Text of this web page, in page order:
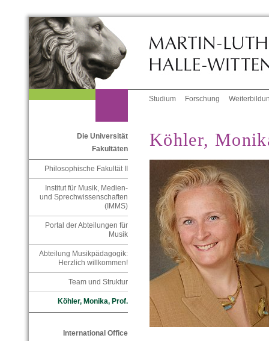
Studium Forschung
Die Universität
Fakultäten
Philosophische Fakultät II
Institut für Musik, Medien-
und Sprechwissenschaften
(IMMS)
Portal der Abteilungen für
Musik
Abteilung Musikpädagogik:
Herzlich willkommen!
Team und Struktur
Köhler, Monika, Prof.
International Office
Köhler,